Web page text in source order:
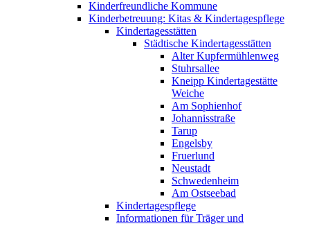
Kinderfreundliche Kommune
Kinderbetreuung: Kitas & Kindertagespflege
Kindertagesstätten
Städtische Kindertagesstätten
Alter Kupfermühlenweg
Stuhrsallee
Kneipp Kindertagestätte
Weiche
Am Sophienhof
Johannisstraße
Tarup
Engelsby
Fruerlund
Neustadt
Schwedenheim
Am Ostseebad
Kindertagespflege
Informationen für Träger und